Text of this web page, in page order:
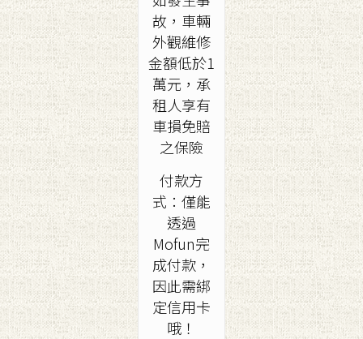
故，車輛
外觀維修
金額低於1
萬元，承
租人享有
車損免賠
之保險
付款方
式：僅能
透過
Mofun完
成付款，
因此需綁
定信用卡
哦！